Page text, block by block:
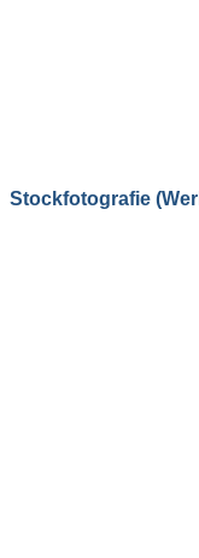
Stockfotografie